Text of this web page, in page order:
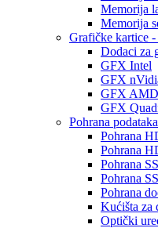
Memorija
Memorija
Grafičke kartice
Dodaci za
GFX Intel
GFX
GFX AMD
GFX
Pohrana podataka
Pohrana
Pohrana
Pohrana
Pohrana
Pohrana
Kućišta za
Optički